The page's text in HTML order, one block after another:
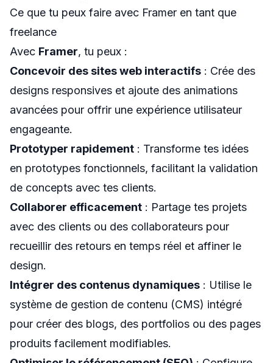
Ce que tu peux faire avec Framer en tant que
freelance
Avec Framer, tu peux :
Concevoir des sites web interactifs : Crée des
designs responsives et ajoute des animations
avancées pour offrir une expérience utilisateur
engageante.
Prototyper rapidement : Transforme tes idées
en prototypes fonctionnels, facilitant la validation
de concepts avec tes clients.
Collaborer efficacement : Partage tes projets
avec des clients ou des collaborateurs pour
recueillir des retours en temps réel et affiner le
design.
Intégrer des contenus dynamiques : Utilise le
système de gestion de contenu (CMS) intégré
pour créer des blogs, des portfolios ou des pages
produits facilement modifiables.